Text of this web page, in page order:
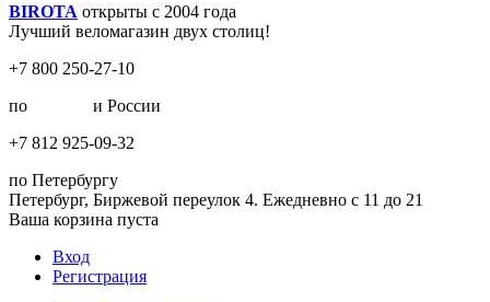
BIROTA открыты с 2004 года
Лучший веломагазин двух столиц!
+7 800 250-27-10
по
и России
+7 812 925-09-32
по Петербургу
Петербург, Биржевой переулок 4. Ежедневно с 11 до 21
Ваша корзина пуста
Вход
Регистрация